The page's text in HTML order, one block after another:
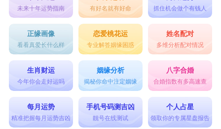
未来十年运势指南 有好名就有好命 抓住机会做个有钱人
正缘画像
看看真爱长什么样
恋爱桃花运
专业解答姻缘困惑
姓名配对
多维分析配对情况
生肖财运
今年你会走好运吗
姻缘分析
揭秘你命中注定姻缘
八字合婚
合婚指数有多高速查
每月运势
精准把握每月运势吉凶
手机号码测吉凶
靓号在线测试
个人占星
领取你的专属星盘报告